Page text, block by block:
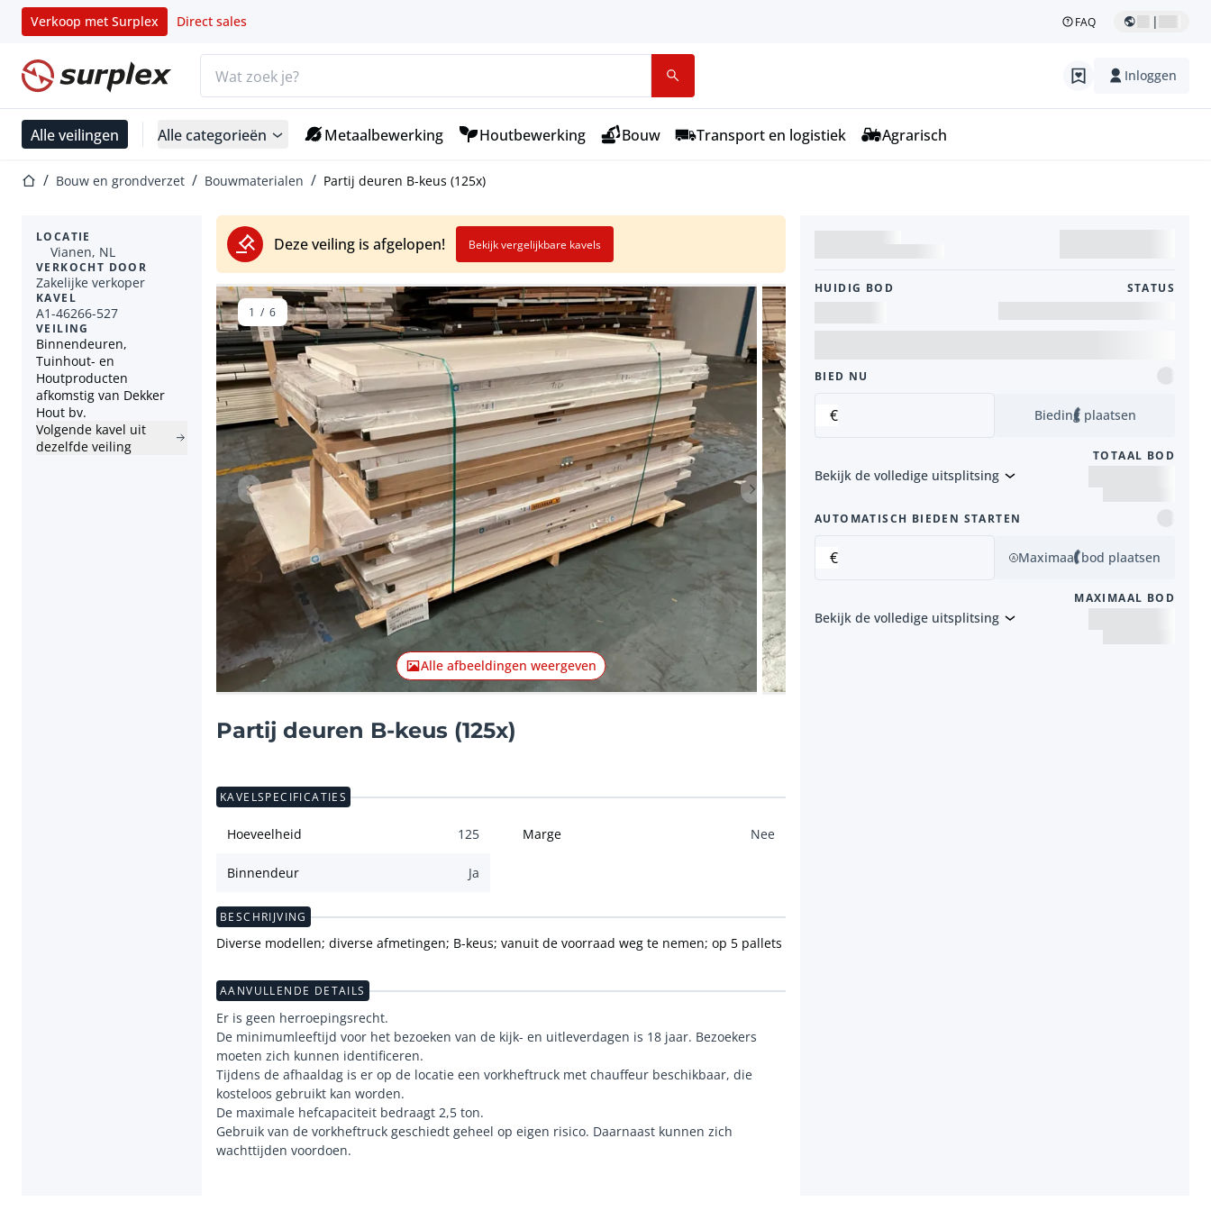
Verkoop met Surplex Direct sales FAQ |
Startpagina Inloggen
Alle veilingen Alle categorieën Metaalbewerking Houtbewerking Bouw Transport en logistiek Agrarisch
StartpaginaBouw en grondverzet Bouwmaterialen Partij deuren B-keus (125x)
Deze veiling is afgelopen! Bekijk vergelijkbare kavels
LOCATIE
Vianen, NL
VERKOCHT DOOR
Zakelijke verkoper
KAVEL
A1-46266-527
VEILING
Binnendeuren,
Tuinhout- en
Houtproducten
afkomstig van Dekker
Hout bv.
Volgende kavel uit
dezelfde veiling
Vorig item Volgend item
Alle afbeeldingen weergeven
1 / 6
Partij deuren B-keus (125x)
HUIDIG ​​BOD STATUS
BIED NU
€ Bieding plaatsen
TOTAAL BOD
Bekijk de volledige uitsplitsing
AUTOMATISCH BIEDEN STARTEN
€ Maximaal bod plaatsen
MAXIMAAL BOD
Bekijk de volledige uitsplitsing
KAVELSPECIFICATIES
Hoeveelheid 125 Marge Nee
Binnendeur Ja
BESCHRIJVING
Diverse modellen; diverse afmetingen; B-keus; vanuit de voorraad weg te nemen; op 5 pallets
AANVULLENDE DETAILS
Er is geen herroepingsrecht.
De minimumleeftijd voor het bezoeken van de kijk- en uitleverdagen is 18 jaar. Bezoekers
moeten zich kunnen identificeren.
Tijdens de afhaaldag is er op de locatie een vorkheftruck met chauffeur beschikbaar, die
kosteloos gebruikt kan worden.
De maximale hefcapaciteit bedraagt 2,5 ton.
Gebruik van de vorkheftruck geschiedt geheel op eigen risico. Daarnaast kunnen zich
wachttijden voordoen.